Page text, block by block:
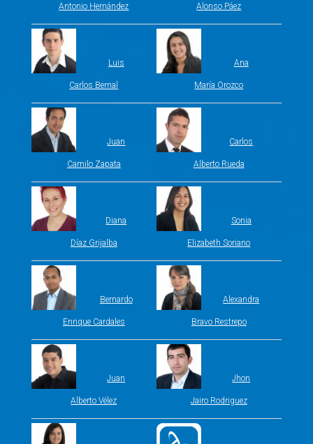
Antonio Hernández Alonso Páez
Luis
Carlos Bernal
Ana
María Orozco
Juan
Camilo Zapata
Carlos
Alberto Rueda
Diana
Díaz Grijalba
Sonia
Elizabeth Soriano
Bernardo
Enrique Cardales
Alexandra
Bravo Restrepo
Juan
Alberto Vélez
Jhon
Jairo Rodriguez